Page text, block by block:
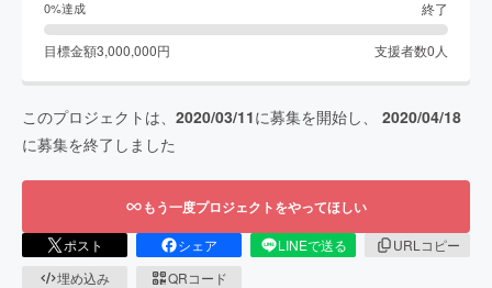
0%達成 終了
目標金額3,000,000円 支援者数0 人
このプロジェクトは、 2020/03/11に募集を開始し、 2020/04/18
に募集を終了しました
もう一度プロジェクトをやってほしい
ポスト シェア LINEで送る
URLコピー
埋め込み
QRコード